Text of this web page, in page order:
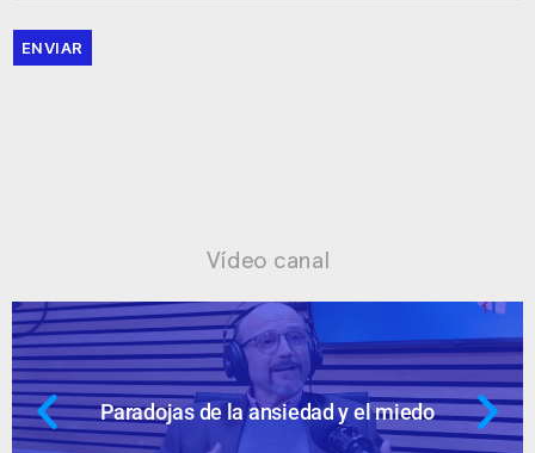
ENVIAR
Vídeo canal
Paradojas de la ansiedad y el miedo